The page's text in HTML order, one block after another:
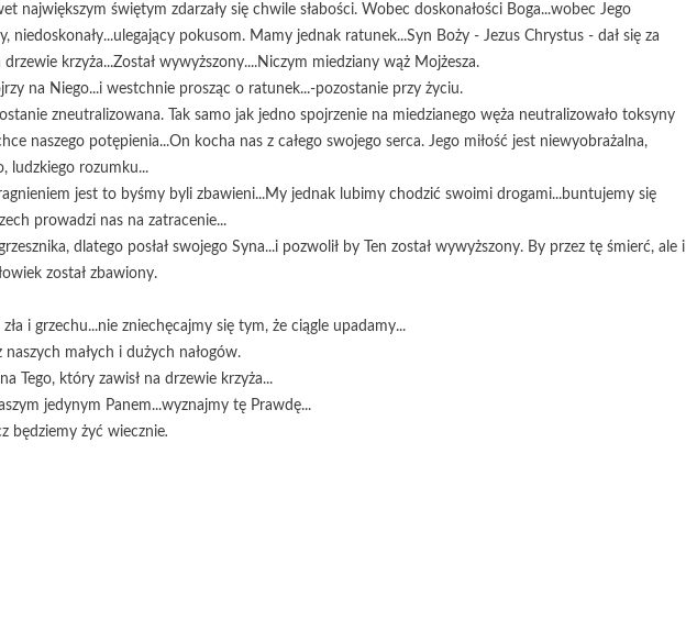
największym świętym zdarzały się chwile słabości. Wobec doskonałości Boga...wobec Jego
niedoskonały...ulegający pokusom. Mamy jednak ratunek...Syn Boży - Jezus Chrystus - dał się za
drzewie krzyża...Został wywyższony....Niczym miedziany wąż Mojżesza.
na Niego...i westchnie prosząc o ratunek...-pozostanie przy życiu.
zneutralizowana. Tak samo jak jedno spojrzenie na miedzianego węża neutralizowało toksyny
naszego potępienia...On kocha nas z całego swojego serca. Jego miłość jest niewyobrażalna,
ludzkiego rozumku...
jest to byśmy byli zbawieni...My jednak lubimy chodzić swoimi drogami...buntujemy się
prowadzi nas na zatracenie...
dlatego posłał swojego Syna...i pozwolił by Ten został wywyższony. By przez tę śmierć, ale i
został zbawiony.
i grzechu...nie zniechęcajmy się tym, że ciągle upadamy...
małych i dużych nałogów.
Tego, który zawisł na drzewie krzyża...
jedynym Panem...wyznajmy tę Prawdę...
będziemy żyć wiecznie.